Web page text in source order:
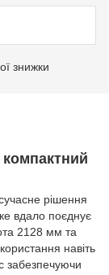
знижки
компактний
рішення
вдало поєднує
2128 мм та
навіть
забезпечуючи